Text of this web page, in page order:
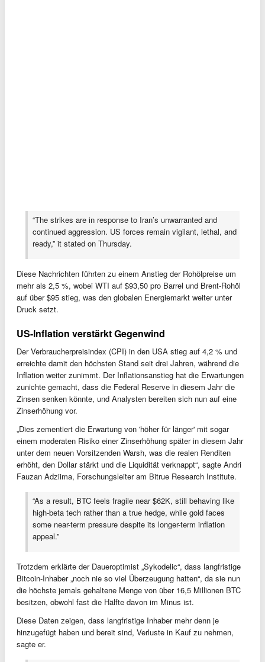
“The strikes are in response to Iran’s unwarranted and
continued aggression. US forces remain vigilant, lethal, and
ready,” it stated on Thursday.
Diese Nachrichten führten zu einem Anstieg der Rohölpreise um
mehr als 2,5 %, wobei WTI auf $93,50 pro Barrel und Brent-Rohöl
auf über $95 stieg, was den globalen Energiemarkt weiter unter
Druck setzt.
US-Inflation verstärkt Gegenwind
Der Verbraucherpreisindex (CPI) in den USA stieg auf 4,2 % und
erreichte damit den höchsten Stand seit drei Jahren, während die
Inflation weiter zunimmt. Der Inflationsanstieg hat die Erwartungen
zunichte gemacht, dass die Federal Reserve in diesem Jahr die
Zinsen senken könnte, und Analysten bereiten sich nun auf eine
Zinserhöhung vor.
„Dies zementiert die Erwartung von 'höher für länger' mit sogar
einem moderaten Risiko einer Zinserhöhung später in diesem Jahr
unter dem neuen Vorsitzenden Warsh, was die realen Renditen
erhöht, den Dollar stärkt und die Liquidität verknappt“, sagte Andri
Fauzan Adziima, Forschungsleiter am Bitrue Research Institute.
“As a result, BTC feels fragile near $62K, still behaving like
high-beta tech rather than a true hedge, while gold faces
some near-term pressure despite its longer-term inflation
appeal.”
Trotzdem erklärte der Daueroptimist „Sykodelic“, dass langfristige
Bitcoin-Inhaber „noch nie so viel Überzeugung hatten“, da sie nun
die höchste jemals gehaltene Menge von über 16,5 Millionen BTC
besitzen, obwohl fast die Hälfte davon im Minus ist.
Diese Daten zeigen, dass langfristige Inhaber mehr denn je
hinzugefügt haben und bereit sind, Verluste in Kauf zu nehmen,
sagte er.